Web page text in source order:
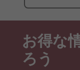
お得な
ろう